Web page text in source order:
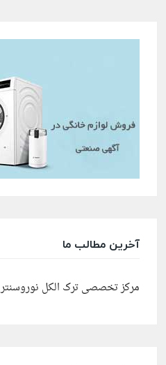
آخرین مطالب ما
مرکز تخصصی ترک الکل نوروسنتر